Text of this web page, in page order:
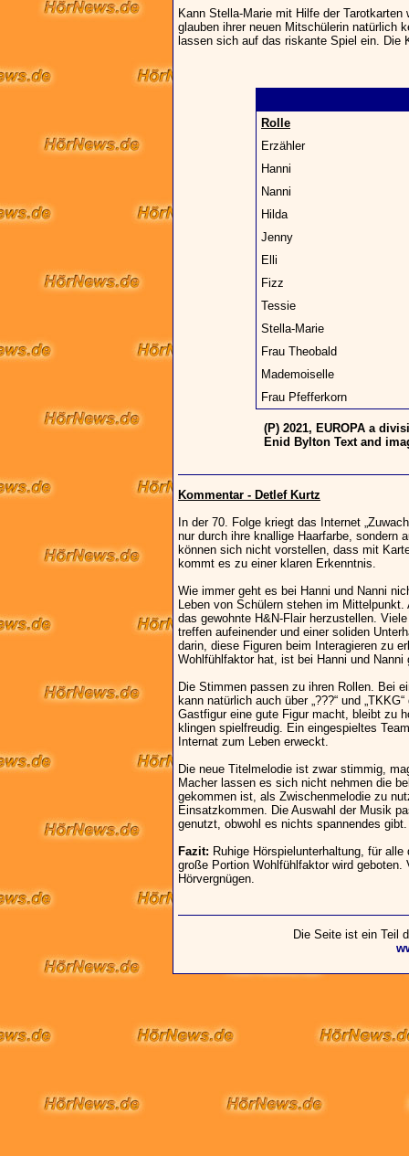
Kann Stella-Marie mit Hilfe der
glauben ihrer neuen Mitschülerin natürlich
lassen sich auf das riskante Spiel ein. Die
Rolle
Erzähler
Hanni
Nanni
Hilda
Jenny
Elli
Fizz
Tessie
Stella-Marie
Frau Theobald
Mademoiselle
Frau Pfefferkorn
(P) 2021, EUROPA a
Enid Bylton Text and
Kommentar - Detlef Kurtz
In der 70. Folge kriegt das Internet
nur durch ihre knallige Haarfarbe, sondern
können sich nicht vorstellen, dass mit
kommt es zu einer klaren Erkenntnis.
Wie immer geht es bei Hanni und Nanni
Leben von Schülern stehen im
das gewohnte H&N-Flair herzustellen.
treffen aufeinender und einer soliden
darin, diese Figuren beim Interagieren zu
Wohlfühlfaktor hat, ist bei Hanni und Nanni
Die Stimmen passen zu ihren Rollen. Bei
kann natürlich auch über „???“ und
Gastfigur eine gute Figur macht, bleibt zu
klingen spielfreudig. Ein eingespieltes
Internat zum Leben erweckt.
Die neue Titelmelodie ist zwar stimmig,
Macher lassen es sich nicht nehmen die
gekommen ist, als Zwischenmelodie zu
Einsatzkommen. Die Auswahl der Musik
genutzt, obwohl es nichts spannendes
Fazit: Ruhige Hörspielunterhaltung, für
große Portion Wohlfühlfaktor wird
Hörvergnügen.
Die Seite ist ein Teil